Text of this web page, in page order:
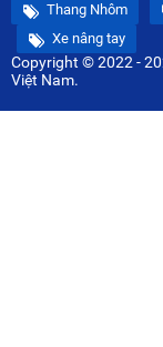
Thang Nhôm
Xe nâng tay
Copyright © 2022 -
Việt Nam.